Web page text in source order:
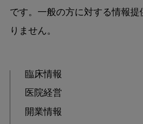
です。一般の方に対する情報提
りません。
臨床情報
医院経営
開業情報